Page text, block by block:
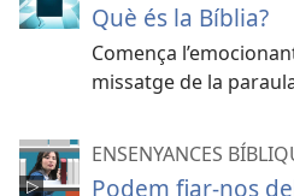
Què és la Bíblia?
Comença
missatge de la
ENSENYANCES
Podem fiar-nos